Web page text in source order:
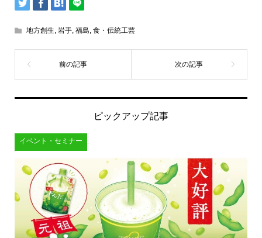
地方創生 岩手, 福島 食・伝統工芸
ピックアップ記事
イベント・セミナー